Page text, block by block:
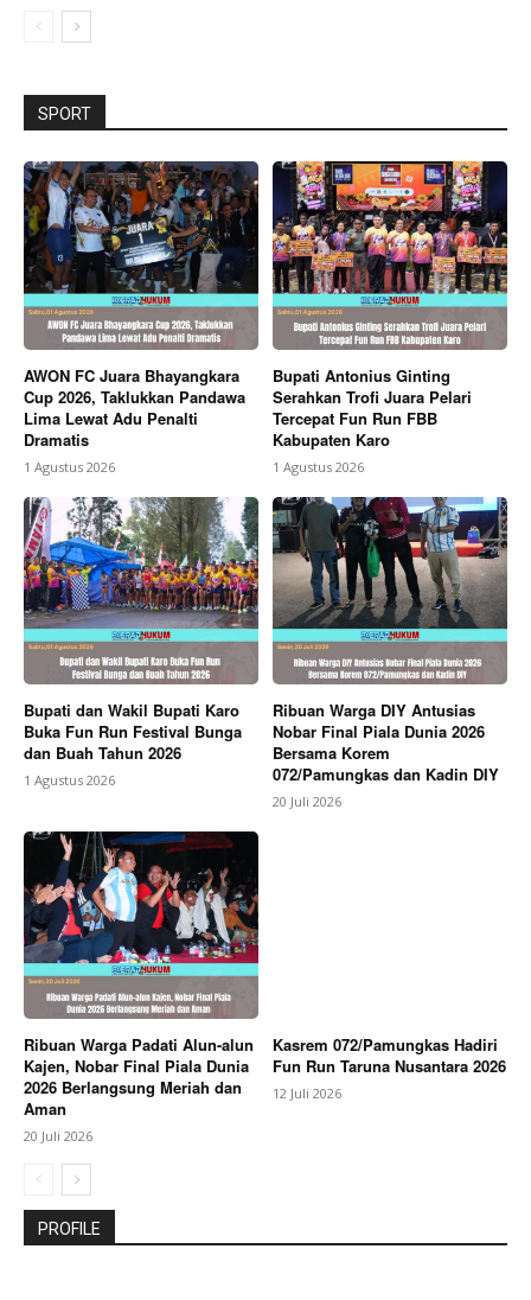
SPORT
AWON FC Juara Bhayangkara
Cup 2026, Taklukkan Pandawa
Lima Lewat Adu Penalti
Dramatis
1 Agustus 2026
Bupati Antonius Ginting
Serahkan Trofi Juara Pelari
Tercepat Fun Run FBB
Kabupaten Karo
1 Agustus 2026
Bupati dan Wakil Bupati Karo
Buka Fun Run Festival Bunga
dan Buah Tahun 2026
1 Agustus 2026
Ribuan Warga DIY Antusias
Nobar Final Piala Dunia 2026
Bersama Korem
072/Pamungkas dan Kadin DIY
20 Juli 2026
Ribuan Warga Padati Alun-alun
Kajen, Nobar Final Piala Dunia
2026 Berlangsung Meriah dan
Aman
20 Juli 2026
Kasrem 072/Pamungkas Hadiri
Fun Run Taruna Nusantara 2026
12 Juli 2026
PROFILE